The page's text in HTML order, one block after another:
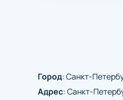
Город:Санкт-
Адрес:Санкт-